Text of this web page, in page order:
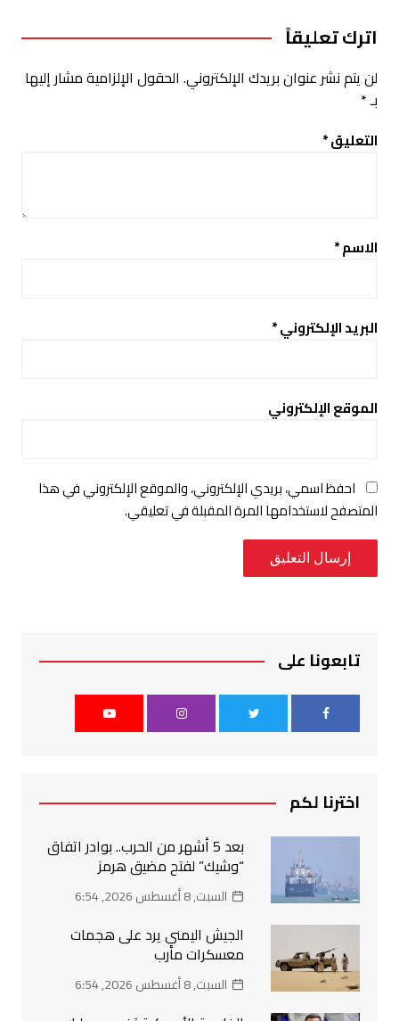
اترك تعليقاً
لن يتم نشر عنوان بريدك الإلكتروني. الحقول الإلزامية مشار إليها
بـ*
التعليق*
الاسم*
البريد الإلكتروني*
الموقع الإلكتروني
احفظ اسمي، بريدي الإلكتروني، والموقع الإلكتروني في هذا
المتصفح لاستخدامها المرة المقبلة في تعليقي.
تابعونا على
اخترنا لكم
بعد 5 أشهر من الحرب.. بوادر اتفاق
“وشيك” لفتح مضيق هرمز
السبت, 8 أغسطس 2026, 6:54
الجيش اليمني يرد على هجمات
معسكرات مأرب
السبت, 8 أغسطس 2026, 6:54